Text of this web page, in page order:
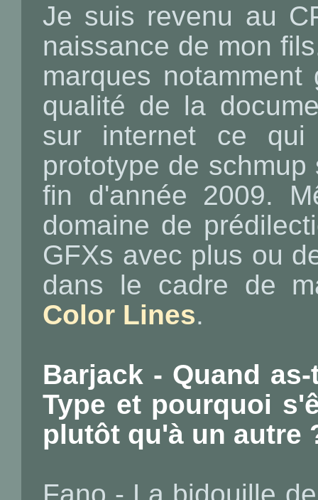
Je suis revenu au
naissance de mon
marques
qualité de la
sur internet ce
prototype de
fin d'année 2009.
domaine de
GFXs avec plus ou
dans le cadre de
Color Lines.
Barjack - Quand
Type et pourquoi
plutôt qu'à un autre